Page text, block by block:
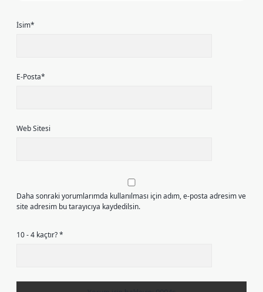
İsim*
E-Posta*
Web Sitesi
Daha sonraki yorumlarımda kullanılması için adım, e-posta adresim ve
site adresim bu tarayıcıya kaydedilsin.
10 - 4 kaçtır?*